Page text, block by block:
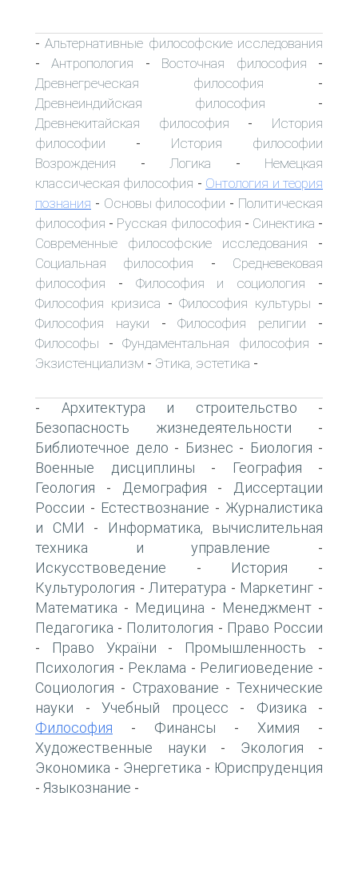
-Альтернативные философские исследования
-Антропология - Восточная философия -
Древнегреческая философия -
Древнеиндийская философия -
Древнекитайская философия - История
философии - История философии
Возрождения - Логика - Немецкая
классическая философия - Онтология и теория
познания - Основы философии - Политическая
философия - Русская философия - Синектика -
Современные философские исследования -
Социальная философия - Средневековая
философия - Философия и социология -
Философия кризиса -Философия культуры -
Философия науки -Философия религии -
Философы - Фундаментальная философия -
Экзистенциализм - Этика, эстетика -
- Архитектура и строительство -
Безопасность жизнедеятельности -
Библиотечное дело - Бизнес - Биология -
Военные дисциплины - География -
Геология - Демография -
Диссертации
России - Естествознание - Журналистика
и СМИ -
Информатика, вычислительная
техника и управление -
Искусствоведение - История -
Культурология - Литература - Маркетинг -
Математика - Медицина - Менеджмент -
Педагогика - Политология - Право России
- Право України - Промышленность -
Психология - Реклама - Религиоведение -
Социология - Страхование - Технические
науки - Учебный процесс - Физика -
Философия - Финансы - Химия -
Художественные науки - Экология -
Экономика - Энергетика - Юриспруденция
- Языкознание -